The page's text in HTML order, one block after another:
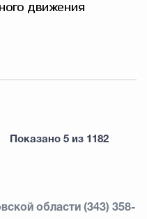
движения
Показано 5 из 1182
области (343) 358-